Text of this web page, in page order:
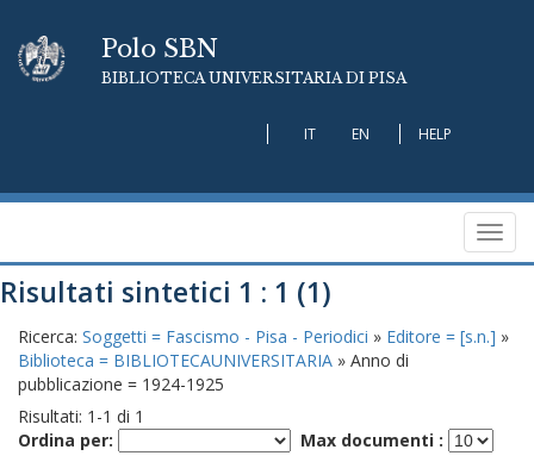
Polo SBN
BIBLIOTECA UNIVERSITARIA DI PISA
IT EN HELP
Risultati sintetici 1 : 1 (1)
Ricerca: Soggetti = Fascismo - Pisa - Periodici » Editore = [s.n.] »
Biblioteca = BIBLIOTECAUNIVERSITARIA » Anno di
pubblicazione = 1924-1925
Risultati: 1 -1 di 1
Ordina per:
Max documenti :